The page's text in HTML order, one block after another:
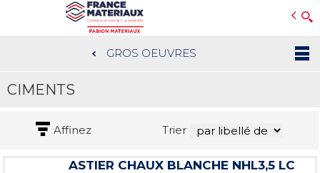
au
contenu
GROS OEUVRES
CIMENTS
Affinez Trier
ASTIER CHAUX BLANCHE NHL3,5 LC